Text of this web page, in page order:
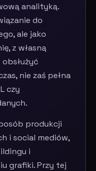
analityką.
do
ale jako
z własną
nie zaś pełna
czy
produkcji
i social mediów,
i
grafiki. Przy tej